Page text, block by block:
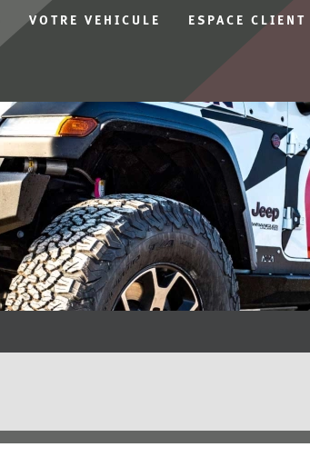
VOTRE VEHICULE ESPACE CLIENT